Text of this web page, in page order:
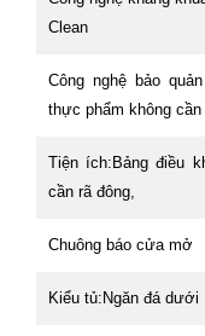
Clean
Công nghệ bảo
thực phẩm không
Tiện ích:Bảng điều
cần rã đông,
Chuông báo cửa mở
Kiểu tủ:Ngăn đá dưới